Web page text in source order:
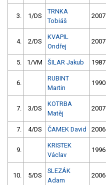
3. 1/DS
TRNKA
Tobiáš
2007
4. 2/DS
KVAPIL
Ondřej
2007
5. 1/VM ŠILAR Jakub 1987
6.
RUBINT
Martin
1990
7. 3/DS
KOTRBA
Matěj
2007
7. 4/DS ČAMEK David 2006
9.
KRISTEK
Václav
1996
10. 5/DS
SLEZÁK
Adam
2006